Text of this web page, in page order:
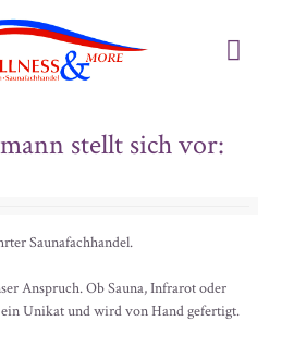
stellt sich vor:
Saunafachhandel.
Anspruch. Ob Sauna, Infrarot oder
Unikat und wird von Hand gefertigt.